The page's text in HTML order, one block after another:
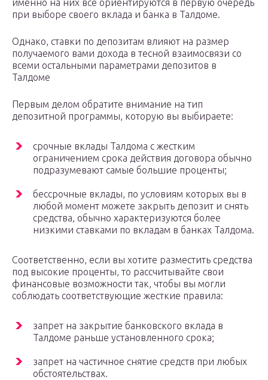
именно на них все ориентируются в первую очередь
при выборе своего вклада и банка в Талдоме.
Однако, ставки по депозитам влияют на размер
получаемого вами дохода в тесной взаимосвязи со
всеми остальными параметрами депозитов в
Талдоме
Первым делом обратите внимание на тип
депозитной программы, которую вы выбираете:
срочные вклады Талдома с жестким
ограничением срока действия договора обычно
подразумевают самые большие проценты;
бессрочные вклады, по условиям которых вы в
любой момент можете закрыть депозит и снять
средства, обычно характеризуются более
низкими ставками по вкладам в банках Талдома.
Соответственно, если вы хотите разместить средства
под высокие проценты, то рассчитывайте свои
финансовые возможности так, чтобы вы могли
соблюдать соответствующие жесткие правила:
запрет на закрытие банковского вклада в
Талдоме раньше установленного срока;
запрет на частичное снятие средств при любых
обстоятельствах.